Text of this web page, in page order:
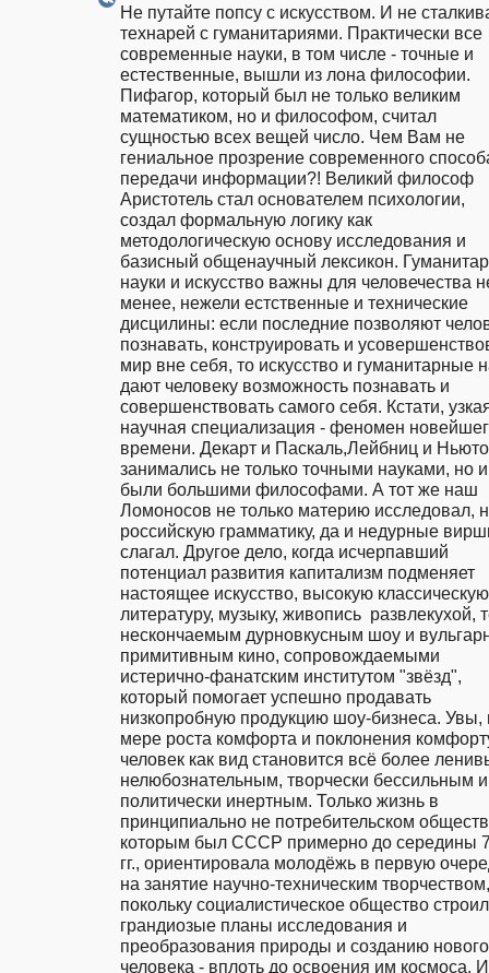
Не путайте попсу с искусством. И не
технарей с гуманитариями. Практически все
современные науки, в том числе - точные и
естественные, вышли из лона философии.
Пифагор, который был не только великим
математиком, но и философом, считал
сущностью всех вещей число. Чем Вам не
гениальное прозрение современного
передачи информации?! Великий философ
Аристотель стал основателем психологии,
создал формальную логику как
методологическую основу исследования и
базисный общенаучный лексикон.
науки и искусство важны для человечества
менее, нежели естственные и технические
дисцилины: если последние позволяют
познавать, конструировать и
мир вне себя, то искусство и гуманитарные
дают человеку возможность познавать и
совершенствовать самого себя. Кстати,
научная специализация - феномен
времени. Декарт и Паскаль,Лейбниц и
занимались не только точными науками, но и
были большими философами. А тот же наш
Ломоносов не только материю исследовал,
российскую грамматику, да и недурные
слагал. Другое дело, когда исчерпавший
потенциал развития капитализм подменяет
настоящее искусство, высокую классическую
литературу, музыку, живопись  развлекухой,
нескончаемым дурновкусным шоу и
примитивным кино, сопровождаемыми
истерично-фанатским институтом "звёзд",
который помогает успешно продавать
низкопробную продукцию шоу-бизнеса. Увы,
мере роста комфорта и поклонения
человек как вид становится всё более
нелюбознательным, творчески бессильным и
политически инертным. Только жизнь в
принципиально не потребительском
которым был СССР примерно до середины
гг., ориентировала молодёжь в первую
на занятие научно-техническим творчеством,
покольку социалистическое общество
грандиозые планы исследования и
преобразования природы и созданию нового
человека - вплоть до освоения им космоса. И